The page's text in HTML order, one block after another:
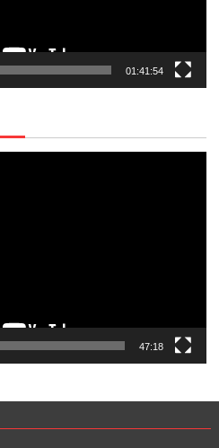
01:41:54
47:18